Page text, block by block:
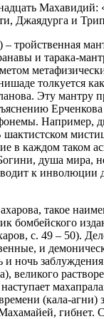
Джаядурга и
и тарака-
толкуется
Эту мантру
фонемы.
в каждом
душа мира,
к
такое
бомбейского
с. 49 – 50).
и
и ночь
великого
(кала-